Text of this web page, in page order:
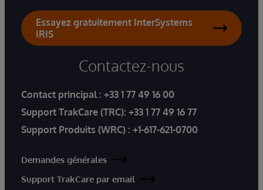
Essayez gratuitement InterSystems
IRIS
Contactez-nous
Contact principal : +33 1 77 49 16 00
Support TrakCare (TRC): +33 1 77 49 16 77
Support Produits (WRC) : +1-617-621-0700
Demandes générales
Support TrakCare par email